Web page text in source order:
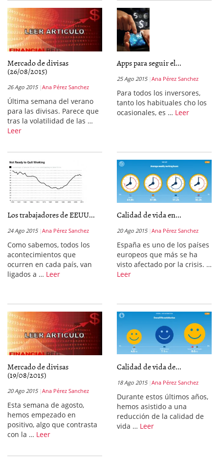
Mercado de divisas
(26/08/2015)
26 Ago 2015 Ana Pérez Sanchez
Última semana del verano
para las divisas. Parece que
tras la volatilidad de las …
Leer
Apps para seguir el...
25 Ago 2015 Ana Pérez Sanchez
Para todos los inversores,
tanto los habituales cho los
ocasionales, es … Leer
Los trabajadores de EEUU...
24 Ago 2015 Ana Pérez Sanchez
Como sabemos, todos los
acontecimientos que
ocurren en cada país, van
ligados a … Leer
Calidad de vida en...
20 Ago 2015 Ana Pérez Sanchez
España es uno de los países
europeos que más se ha
visto afectado por la crisis. …
Leer
Mercado de divisas
(19/08/2015)
20 Ago 2015 Ana Pérez Sanchez
Esta semana de agosto,
hemos empezado en
positivo, algo que contrasta
con la … Leer
Calidad de vida de...
18 Ago 2015 Ana Pérez Sanchez
Durante estos últimos años,
hemos asistido a una
reducción de la calidad de
vida … Leer